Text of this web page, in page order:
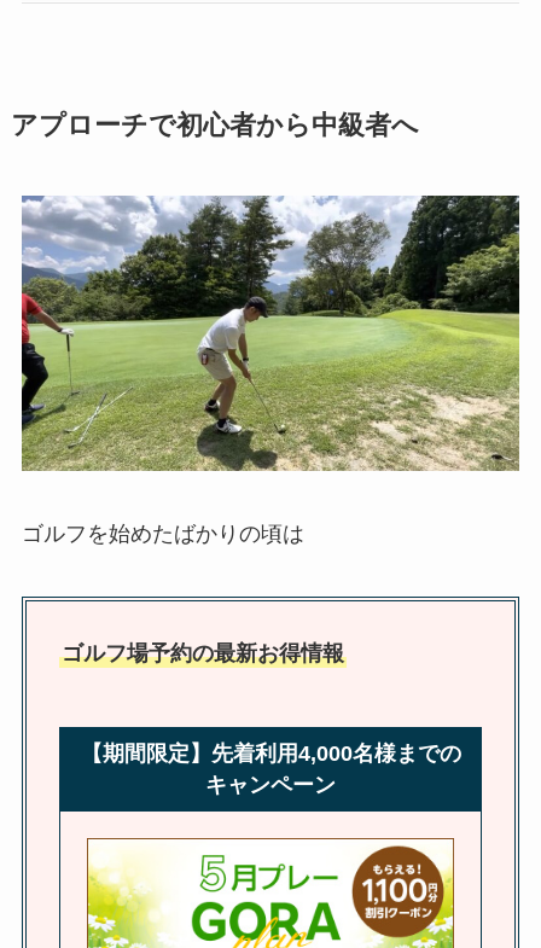
アプローチで初心者から中級者へ
ゴルフを始めたばかりの頃は
ゴルフ場予約の最新お得情報
【期間限定】先着利用4,000名様までの
キャンペーン